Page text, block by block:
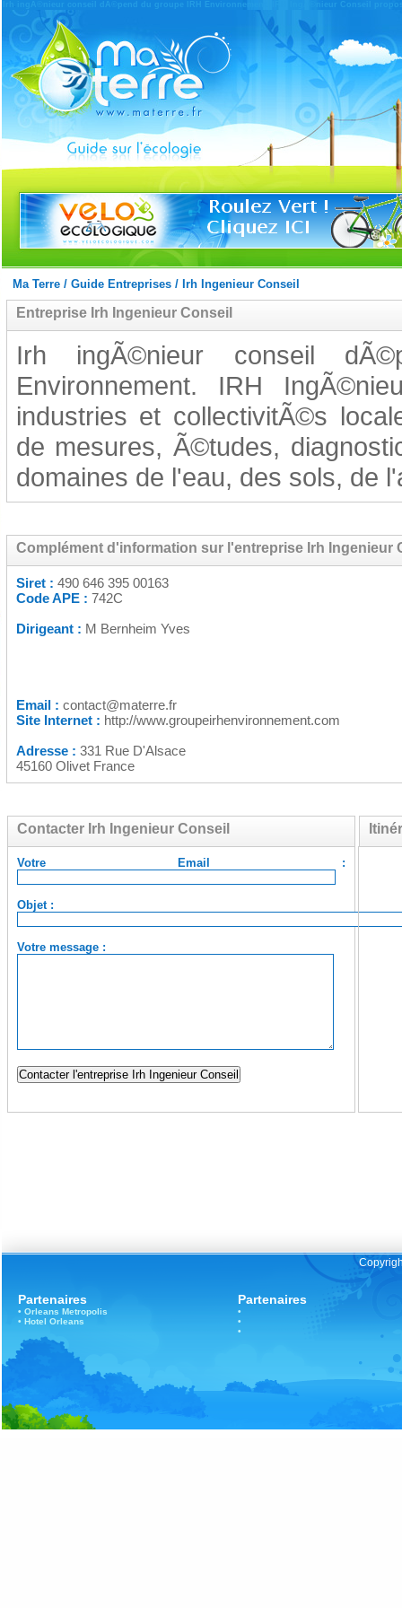
Irh ingÃ©nieur conseil dÃ©pend du groupe IRH Environnement. IRH IngÃ©nieur Conseil
Ma Terre/ Guide Entreprises/ Irh Ingenieur Conseil
Entreprise Irh Ingenieur Conseil
Irh ingÃ©nieur conseil
Environnement. IRH
industries et collectivitÃ©s
de mesures, Ã©tudes,
domaines de l'eau, des sols, de
Complément d'information sur l'entreprise Irh Ingenieur
Siret : 490 646 395 00163
Code APE : 742C
Dirigeant : M Bernheim Yves
Email : contact@materre.fr
Site Internet : http://www.groupeirhenvironnement.com
Adresse : 331 Rue D'Alsace
45160 Olivet France
Contacter Irh Ingenieur Conseil
Votre Email :
Objet :
Votre message :
Partenaires
• Orleans Metropolis
• Hotel Orleans
Partenaires
•
•
•